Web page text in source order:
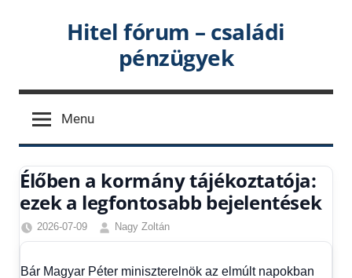
Hitel fórum – családi
pénzügyek
Menu
Élőben a kormány tájékoztatója:
ezek a legfontosabb bejelentések
2026-07-09
Nagy Zoltán
Friss
Bár Magyar Péter miniszterelnök az elmúlt napokban